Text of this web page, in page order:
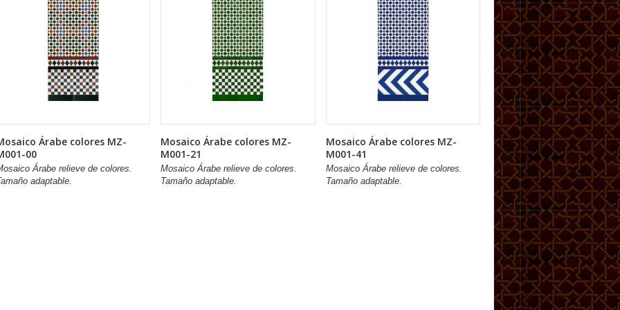
Árabe colores MZ-
00
Árabe relieve de colores.
adaptable.
Mosaico Árabe colores MZ-
M001-21
Mosaico Árabe relieve de colores.
Tamaño adaptable.
Mosaico Árabe colores MZ-
M001-41
Mosaico Árabe relieve de colores.
Tamaño adaptable.